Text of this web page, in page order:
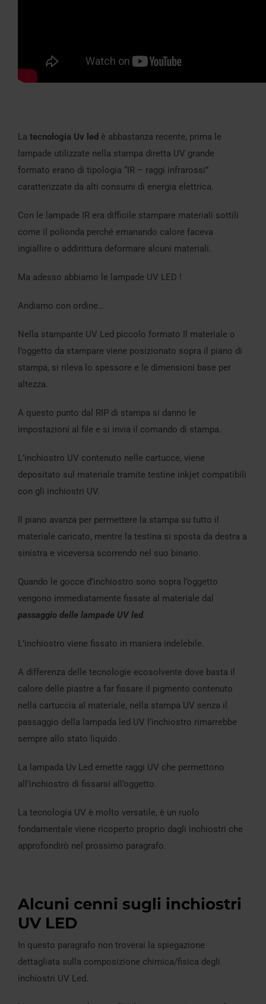
La tecnologia Uv led è abbastanza recente, prima le
lampade utilizzate nella stampa diretta UV grande
formato erano di tipologia “IR – raggi infrarossi”
caratterizzate da alti consumi di energia elettrica.
Con le lampade IR era difficile stampare materiali sottili
come il polionda perché emanando calore faceva
ingiallire o addirittura deformare alcuni materiali.
Ma adesso abbiamo le lampade UV LED !
Andiamo con ordine…
Nella stampante UV Led piccolo formato Il materiale o
l’oggetto da stampare viene posizionato sopra il piano di
stampa, si rileva lo spessore e le dimensioni base per
altezza.
A questo punto dal RIP di stampa si danno le
impostazioni al file e si invia il comando di stampa.
L’inchiostro UV contenuto nelle cartucce, viene
depositato sul materiale tramite testine inkjet compatibili
con gli inchiostri UV.
Il piano avanza per permettere la stampa su tutto il
materiale caricato, mentre la testina si sposta da destra a
sinistra e viceversa scorrendo nel suo binario.
Quando le gocce d’inchiostro sono sopra l’oggetto
vengono immediatamente fissate al materiale dal
passaggio delle lampade UV led.
L’inchiostro viene fissato in maniera indelebile.
A differenza delle tecnologie ecosolvente dove basta il
calore delle piastre a far fissare il pigmento contenuto
nella cartuccia al materiale, nella stampa UV senza il
passaggio della lampada led UV l’inchiostro rimarrebbe
sempre allo stato liquido.
La lampada Uv Led emette raggi UV che permettono
all’inchiostro di fissarsi all’oggetto.
La tecnologia UV è molto versatile, è un ruolo
fondamentale viene ricoperto proprio dagli inchiostri che
approfondirò nel prossimo paragrafo.
Alcuni cenni sugli inchiostri
UV LED
In questo paragrafo non troverai la spiegazione
dettagliata sulla composizione chimica/fisica degli
inchiostri UV Led.